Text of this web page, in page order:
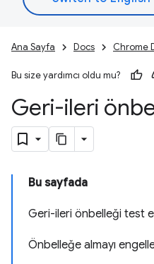
Ana Sayfa Docs Chrome
Bu size yardımcı oldu mu?
Geri-ileri
Bu sayfada
Geri-ileri önbelleği test
Önbelleğe almayı